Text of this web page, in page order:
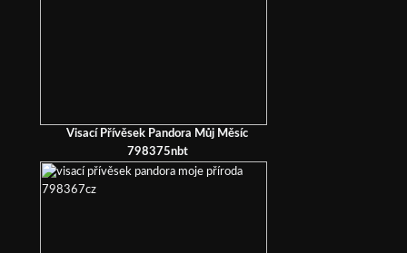
Visací Přívěsek Pandora Můj Měsíc
798375nbt